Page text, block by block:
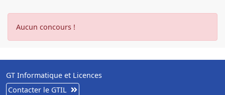
Aucun concours !
GT Informatique et Licences
Contacter le GTIL